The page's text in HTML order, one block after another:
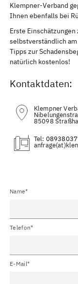
Klempner-Verband
Ihnen ebenfalls bei
Erste
selbstverständlich
Tipps zur
natürlich kostenlos!
Kontaktdaten:
Klempner
85098
Tel:
(at)
Name*
Telefon*
E-Mail*